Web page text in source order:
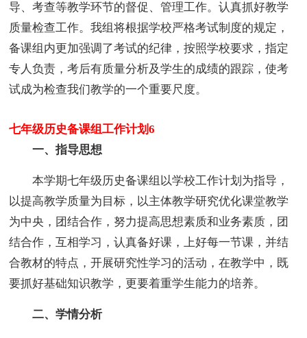
导、考查等教学环节的督促、管理工作。认真抓好教学
质量检查工作。我组将根据学校严格考试制度的规定，
备课组内更加强调了考试的纪律，按照学校要求，指定
专人负责，考后有质量分析及学生的成绩的跟踪，使考
试成为检查我们教学的一个重要尺度。
七年级历史备课组工作计划6
一、指导思想
本学期七年级历史备课组以学校工作计划为指导，
以提高教学质量为目标，以主体教学研究优化课堂教学
为中央，团结合作，努力提高思想素质和业务素质，团
结合作，互相学习，认真备好课，上好每一节课，并结
合教材的特点，开展研究性学习的活动，在教学中，既
要抓好基础知识教学，更要着重学生能力的培养。
二、学情分析